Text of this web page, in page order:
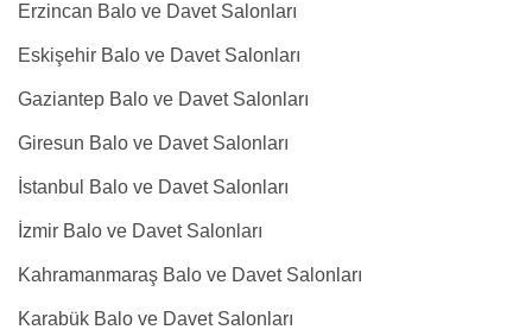
Erzincan Balo ve Davet Salonları
Eskişehir Balo ve Davet Salonları
Gaziantep Balo ve Davet Salonları
Giresun Balo ve Davet Salonları
İstanbul Balo ve Davet Salonları
İzmir Balo ve Davet Salonları
Kahramanmaraş Balo ve Davet Salonları
Karabük Balo ve Davet Salonları